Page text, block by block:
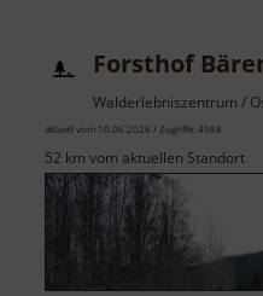
Forsthof
Walderlebniszentrum /
aktuell vom 10.06.2026 / Zugriffe: 4988
52 km vom aktuellen Standort